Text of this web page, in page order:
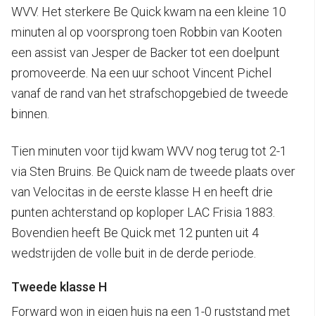
WVV. Het sterkere Be Quick kwam na een kleine 10
minuten al op voorsprong toen Robbin van Kooten
een assist van Jesper de Backer tot een doelpunt
promoveerde. Na een uur schoot Vincent Pichel
vanaf de rand van het strafschopgebied de tweede
binnen.
Tien minuten voor tijd kwam WVV nog terug tot 2-1
via Sten Bruins. Be Quick nam de tweede plaats over
van Velocitas in de eerste klasse H en heeft drie
punten achterstand op koploper LAC Frisia 1883.
Bovendien heeft Be Quick met 12 punten uit 4
wedstrijden de volle buit in de derde periode.
Tweede klasse H
Forward won in eigen huis na een 1-0 ruststand met